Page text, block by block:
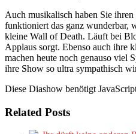
Auch musikalisch haben Sie
funktioniert das ganz wunderbar,
kleine Wall of Death. Läuft bei
Applaus sorgt. Ebenso auch ihre
machen heute noch genauso viel
ihre Show so ultra sympathisch
Diese Diashow benötigt
Related Posts